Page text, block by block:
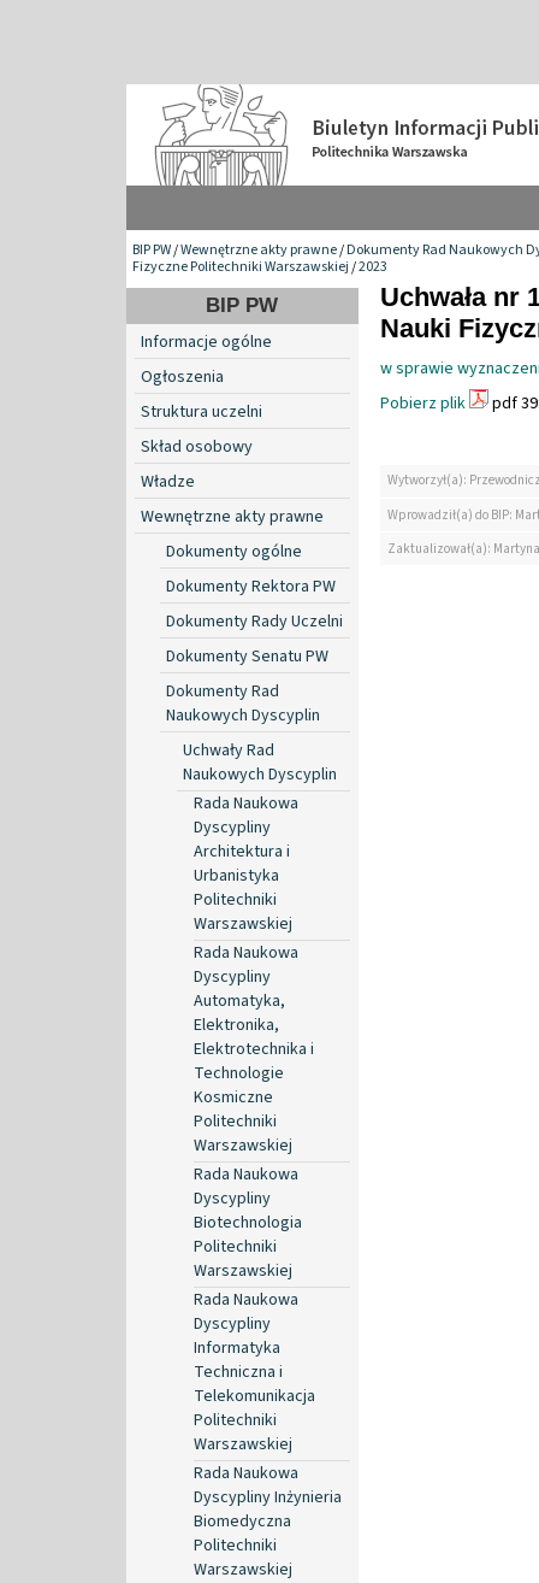
BIP PW/Wewnętrzne akty prawne/Dokumenty Rad Naukowych
Fizyczne Politechniki Warszawskiej/2023
BIP PW
Informacje ogólne
Ogłoszenia
Struktura uczelni
Skład osobowy
Władze
Wewnętrzne akty prawne
Dokumenty ogólne
Dokumenty Rektora PW
Dokumenty Rady Uczelni
Dokumenty Senatu PW
Dokumenty Rad
Naukowych Dyscyplin
Uchwały Rad
Naukowych Dyscyplin
Rada Naukowa
Dyscypliny
Architektura i
Urbanistyka
Politechniki
Warszawskiej
Rada Naukowa
Dyscypliny
Automatyka,
Elektronika,
Elektrotechnika i
Technologie
Kosmiczne
Politechniki
Warszawskiej
Rada Naukowa
Dyscypliny
Biotechnologia
Politechniki
Warszawskiej
Rada Naukowa
Dyscypliny
Informatyka
Techniczna i
Telekomunikacja
Politechniki
Warszawskiej
Rada Naukowa
Dyscypliny Inżynieria
Biomedyczna
Politechniki
Warszawskiej
Uchwała nr
Nauki
w sprawie
Pobierz plik
pdf
Wytworzył(a):
Wprowadził(a) do BIP:
Zaktualizował(a):